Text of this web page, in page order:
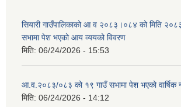
सियारी गाउँपालिकाको आ व २०८३।०८४ को मिति
सभामा पेश भएको आय व्ययको विवरण
मिति: 06/24/2026 - 15:53
आ.व.२०८३/०८३ को १९ गाउँ सभामा पेश भएको वार्षिक
मिति: 06/24/2026 - 14:12